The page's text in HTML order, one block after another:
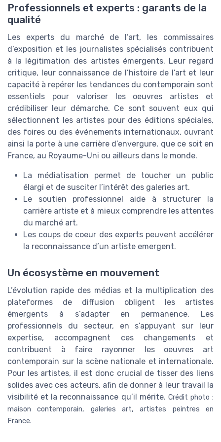
Professionnels et experts : garants de la
qualité
Les experts du marché de l’art, les commissaires
d’exposition et les journalistes spécialisés contribuent
à la légitimation des artistes émergents. Leur regard
critique, leur connaissance de l’histoire de l’art et leur
capacité à repérer les tendances du contemporain sont
essentiels pour valoriser les oeuvres artistes et
crédibiliser leur démarche. Ce sont souvent eux qui
sélectionnent les artistes pour des éditions spéciales,
des foires ou des événements internationaux, ouvrant
ainsi la porte à une carrière d’envergure, que ce soit en
France, au Royaume-Uni ou ailleurs dans le monde.
La médiatisation permet de toucher un public
élargi et de susciter l’intérêt des galeries art.
Le soutien professionnel aide à structurer la
carrière artiste et à mieux comprendre les attentes
du marché art.
Les coups de coeur des experts peuvent accélérer
la reconnaissance d’un artiste emergent.
Un écosystème en mouvement
L’évolution rapide des médias et la multiplication des
plateformes de diffusion obligent les artistes
émergents à s’adapter en permanence. Les
professionnels du secteur, en s’appuyant sur leur
expertise, accompagnent ces changements et
contribuent à faire rayonner les oeuvres art
contemporain sur la scène nationale et internationale.
Pour les artistes, il est donc crucial de tisser des liens
solides avec ces acteurs, afin de donner à leur travail la
visibilité et la reconnaissance qu’il mérite. Crédit photo :
maison contemporain, galeries art, artistes peintres en
France.